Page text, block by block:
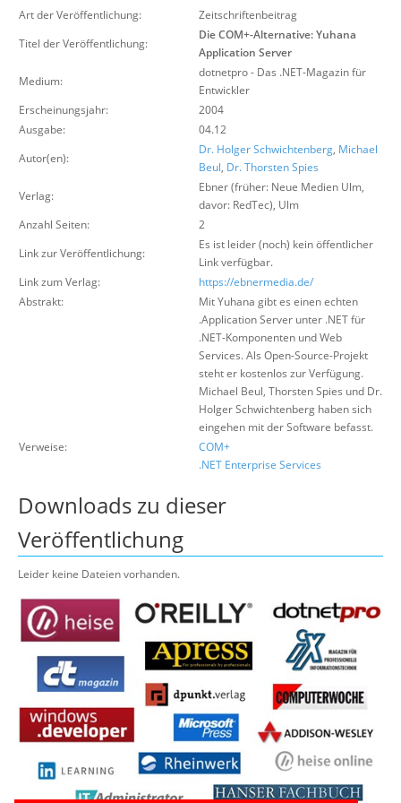
Über uns
Suche
Art der Veröffentlichung:
Zeitschriftenbeitrag
Titel der Veröffentlichung:
Die COM+-Alternative: Yuhana
Application Server
Medium:
dotnetpro - Das .NET-Magazin für
Entwickler
Erscheinungsjahr:
2004
Ausgabe:
04.12
Autor(en):
Dr. Holger Schwichtenberg, Michael
Beul, Dr. Thorsten Spies
Verlag:
Ebner (früher: Neue Medien Ulm,
davor: RedTec), Ulm
Anzahl Seiten:
2
Link zur Veröffentlichung:
Es ist leider (noch) kein öffentlicher
Link verfügbar.
Link zum Verlag:
https://ebnermedia.de/
Abstrakt:
Mit Yuhana gibt es einen echten
.Application Server unter .NET für
.NET-Komponenten und Web
Services. Als Open-Source-Projekt
steht er kostenlos zur Verfügung.
Michael Beul, Thorsten Spies und Dr.
Holger Schwichtenberg haben sich
eingehen mit der Software befasst.
Verweise:
COM+
.NET Enterprise Services
Downloads zu dieser
Veröffentlichung
Leider keine Dateien vorhanden.